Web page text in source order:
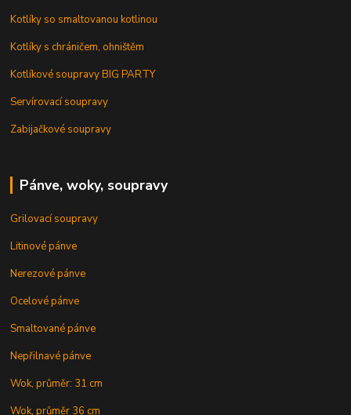
Kotlíky so smaltovanou kotlinou
Kotlíky s chráničem, ohništěm
Kotlíkové soupravy BIG PARTY
Servírovací soupravy
Zabijačkové soupravy
Pánve, woky, soupravy
Grilovací soupravy
Litinové pánve
Nerezové pánve
Ocelové pánve
Smaltované pánve
Nepřilnavé pánve
Wok, průměr: 31 cm
Wok, průměr 36 cm